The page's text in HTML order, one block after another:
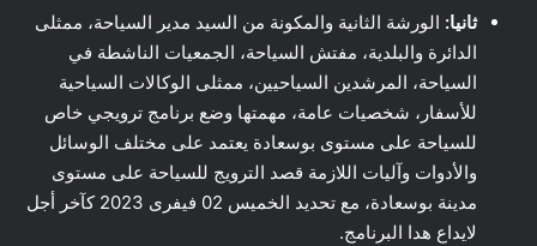
ثانيا: الورشة الثانية والمكونة من السيد مدير السياحة، ممثلى
الدائرة والبلدية، مفتش السياحة، الجمعيات الناشطة في
السياحة، المرشدين السياحيين، ممثلى الوكالات السياحية
للأسفار، شخصيات عامة، مهمتها وضع برنامج ترويجي خاص
للسياحة على مستوى بوسعادة يعتمد على مختلف الوسائل
والأدوات وآليات اللازمة قصد الترويج للسياحة على مستوى
مدينة بوسعادة، مع تحديد الخميس 02 فيفرى 2023 كآخر أجل
لايداع هدا البرنامج.